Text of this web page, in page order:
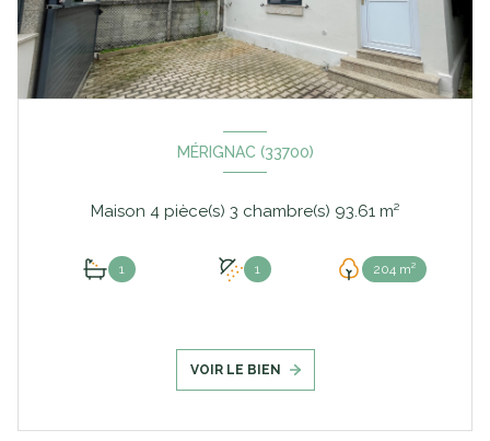
MÉRIGNAC (33700)
Maison 4 pièce(s) 3 chambre(s) 93.61 m²
1 1 204 m²
VOIR LE BIEN